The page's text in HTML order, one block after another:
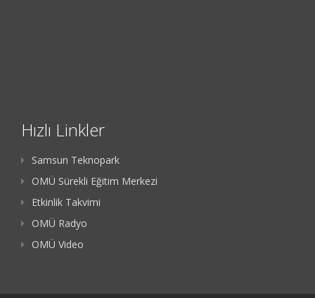
Hızlı Linkler
Samsun Teknopark
OMÜ Sürekli Eğitim Merkezi
Etkinlik Takvimi
OMÜ Radyo
OMÜ Video